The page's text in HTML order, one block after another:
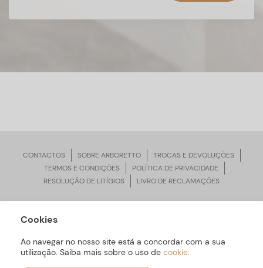
CONTACTOS SOBRE ARBORETTO
TROCAS E DEVOLUÇÕES
TERMOS E CONDIÇÕES
POLÍTICA DE PRIVACIDADE
RESOLUÇÃO DE LITÍGIOS
LIVRO DE RECLAMAÇÕES
ARBORETTO © Todos os Direitos Reservados | Desenvolvido por
Cookies
Ao navegar no nosso site está a concordar com a sua
utilização. Saiba mais sobre o uso de cookie.